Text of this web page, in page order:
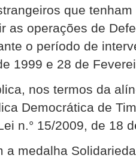
que
as operações de
o período de
1999 e 28 de
nos termos da
Democrática de
n.° 15/2009, de 18
medalha